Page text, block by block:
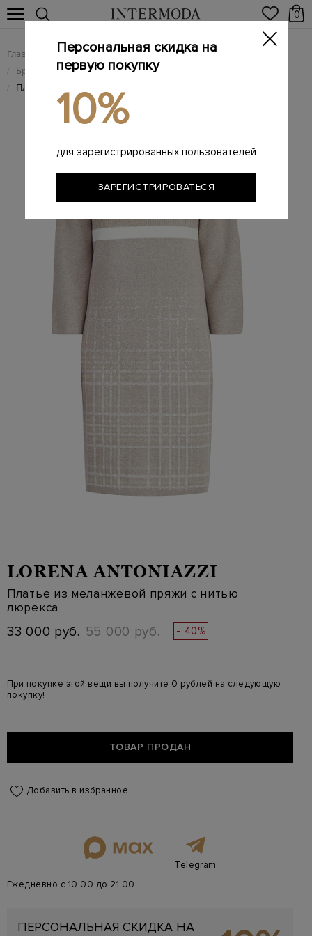
0
Главная Женщинам / Женская одежда
/ Брендовые женские платья
/ Платье из меланжевой пряжи с нитью люрекса
LORENA ANTONIAZZI
Платье из меланжевой пряжи с нитью
люрекса
33 000 руб. 55 000 руб. - 40%
При покупке этой вещи вы получите 0 рублей на следующую
покупку!
ТОВАР ПРОДАН
Добавить в избранное
Telegram
Ежедневно с 10:00 до 21:00
ПЕРСОНАЛЬНАЯ СКИДКА НА
Персональная скидка на
первую покупку
10%
для зарегистрированных пользователей
ЗАРЕГИСТРИРОВАТЬСЯ